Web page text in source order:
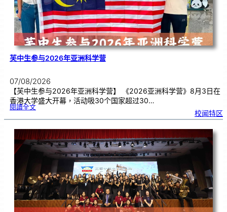
芙中生参与2026年亚洲科学营
07/08/2026
【芙中生参与2026年亚洲科学营】 《2026亚洲科学营》8月3日在
香港大学盛大开幕，活动吸30个国家超过30…
閱讀全文:芙
参
2
0
2
6
年
亚
洲科
校闻特区